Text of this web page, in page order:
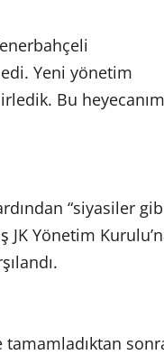
Yeni yönetim
Bu
“siyasiler
JK Yönetim
tamamladıktan